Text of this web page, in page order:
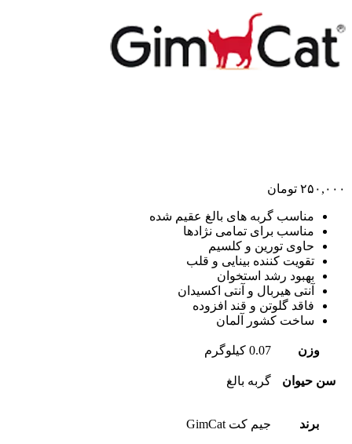
۲۵۰,۰۰۰ تومان
مناسب گربه های بالغ عقیم شده
مناسب برای تمامی نژادها
حاوی تورین و کلسیم
تقویت کننده بینایی و قلب
بهبود رشد استخوان
آنتی هیربال و آنتی اکسیدان
فاقد گلوتن و قند افزوده
ساخت کشور آلمان
وزن 0.07 کیلوگرم
سن حیوان گربه بالغ
برند جیم کت GimCat